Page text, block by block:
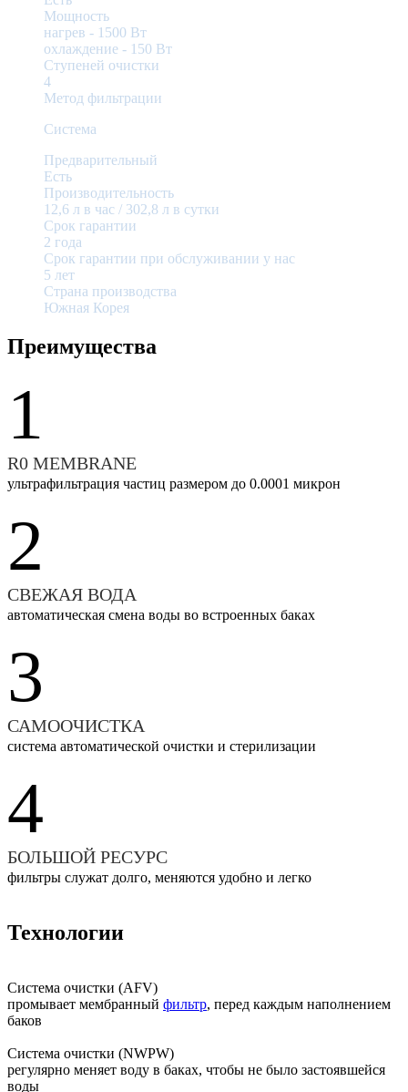
Мощность
нагрев - 1500 Вт
охлаждение - 150 Вт
Ступеней очистки
4
Метод фильтрации
Система
Предварительный
Есть
Производительность
12,6 л в час / 302,8 л в сутки
Срок гарантии
2 года
Срок гарантии при обслуживании у нас
5 лет
Страна производства
Южная Корея
Преимущества
1
R0 MEMBRANE
ультрафильтрация частиц размером до 0.0001 микрон
2
СВЕЖАЯ ВОДА
автоматическая смена воды во встроенных баках
3
САМООЧИСТКА
система автоматической очистки и стерилизации
4
БОЛЬШОЙ РЕСУРС
фильтры служат долго, меняются удобно и легко
Технологии
Система очистки (AFV)
промывает мембранный фильтр, перед каждым наполнением
баков
Система очистки (NWPW)
регулярно меняет воду в баках, чтобы не было застоявшейся
воды